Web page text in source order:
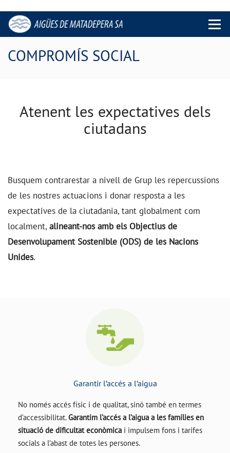
Menu
COMPROMÍS SOCIAL
Atenent les expectatives dels
ciutadans
Busquem contrarestar a nivell de Grup les repercussions
de les nostres actuacions i donar resposta a les
expectatives de la ciutadania, tant globalment com
localment, alineant-nos amb els Objectius de
Desenvolupament Sostenible (ODS) de les Nacions
Unides.
Garantir l’accés a l’aigua
No només accés físic i de qualitat, sinó també en termes
d’accessibilitat.Garantim l’accés a l’aigua a les famílies en
situació de dificultat econòmica i impulsem fons i tarifes
socials a l’abast de totes les persones.